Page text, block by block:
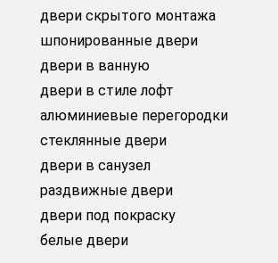
двери скрытого монтажа
шпонированные двери
двери в ванную
двери в стиле лофт
алюминиевые перегородки
стеклянные двери
двери в санузел
раздвижные двери
двери под покраску
белые двери